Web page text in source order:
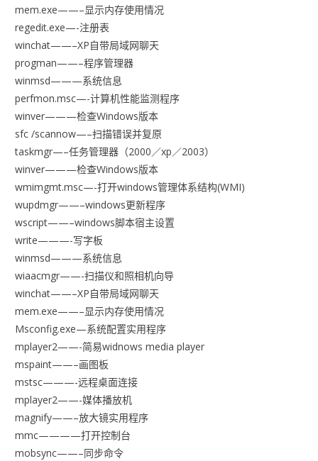
mem.exe——–显示内存使用情况
regedit.exe—-注册表
winchat——–XP自带局域网聊天
progman——–程序管理器
winmsd———系统信息
perfmon.msc—-计算机性能监测程序
winver———检查Windows版本
sfc /scannow—–扫描错误并复原
taskmgr—–任务管理器（2000／xp／2003）
winver———检查Windows版本
wmimgmt.msc—-打开windows管理体系结构(WMI)
wupdmgr——–windows更新程序
wscript——–windows脚本宿主设置
write———-写字板
winmsd———系统信息
wiaacmgr——-扫描仪和照相机向导
winchat——–XP自带局域网聊天
mem.exe——–显示内存使用情况
Msconfig.exe—系统配置实用程序
mplayer2——-简易widnows media player
mspaint——–画图板
mstsc———-远程桌面连接
mplayer2——-媒体播放机
magnify——–放大镜实用程序
mmc————打开控制台
mobsync——–同步命令